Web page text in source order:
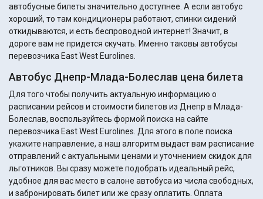
автобусные билеты значительно доступнее. А если автобус
хороший, то там кондиционеры работают, спинки сидений
откидываются, и есть беспроводной интернет! Значит, в
дороге вам не придется скучать. Именно таковы автобусы
перевозчика East West Eurolines.
Автобус Днепр-Млада-Болеслав цена билета
Для того чтобы получить актуальную информацию о
расписании рейсов и стоимости билетов из Днепр в Млада-
Болеслав, воспользуйтесь формой поиска на сайте
перевозчика East West Eurolines. Для этого в поле поиска
укажите направление, а наш алгоритм выдаст вам расписание
отправлений с актуальными ценами и уточнением скидок для
льготников. Вы сразу можете подобрать идеальный рейс,
удобное для вас место в салоне автобуса из числа свободных,
и забронировать билет или же сразу оплатить. Оплата